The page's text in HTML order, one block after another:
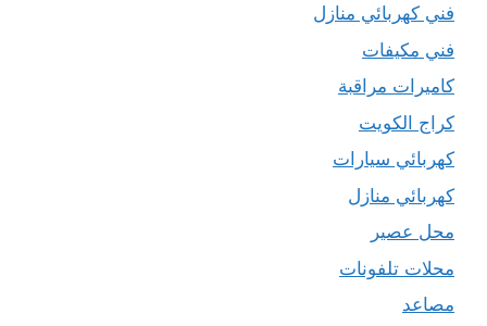
فني كهربائي منازل
فني مكيفات
كاميرات مراقبة
كراج الكويت
كهربائي سيارات
كهربائي منازل
محل عصير
محلات تلفونات
مصاعد